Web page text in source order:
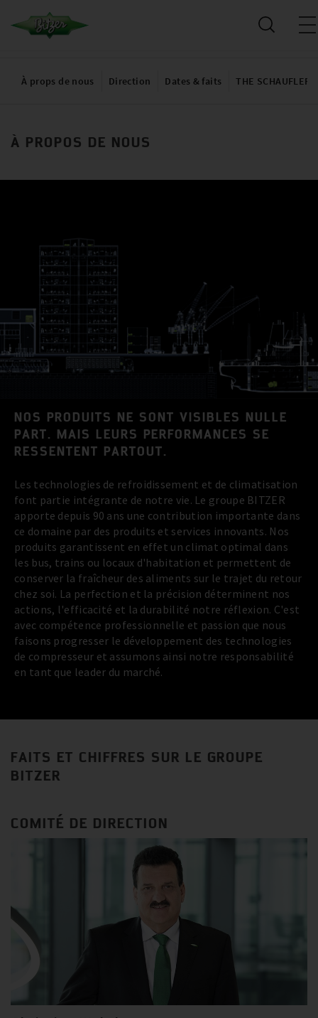
À props de nous Direction Dates & faits THE SCHAUFLER
À PROPOS DE NOUS
NOS PRODUITS NE SONT VISIBLES NULLE
PART. MAIS LEURS PERFORMANCES SE
RESSENTENT PARTOUT.
Les technologies de refroidissement et de climatisation
font partie intégrante de notre vie. Le groupe BITZER
apporte depuis 90 ans une contribution importante dans
ce domaine par des produits et services innovants. Nos
produits garantissent en effet un climat optimal dans
les bus, trains ou locaux d'habitation et permettent de
conserver la fraîcheur des aliments sur le trajet du retour
chez soi. La perfection et la précision déterminent nos
actions, l'efficacité et la durabilité notre réflexion. C'est
avec compétence professionnelle et passion que nous
faisons progresser le développement des technologies
de compresseur et assumons ainsi notre responsabilité
en tant que leader du marché.
FAITS ET CHIFFRES SUR LE GROUPE
BITZER
COMITÉ DE DIRECTION